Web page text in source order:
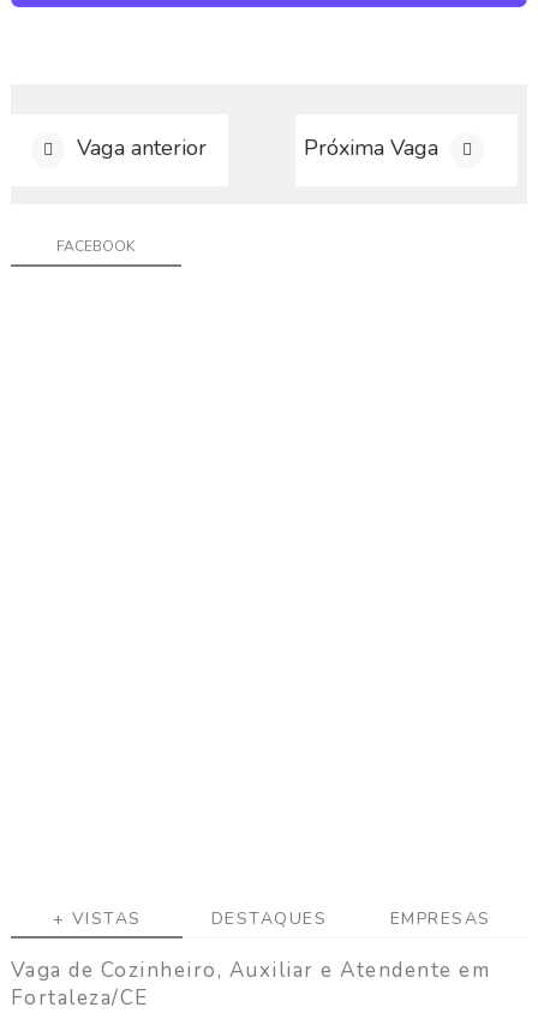
a
o
o
Vaga anterior Próxima Vaga
FACEBOOK
+ VISTAS DESTAQUES EMPRESAS
Vaga de Cozinheiro, Auxiliar e Atendente em
Fortaleza/CE